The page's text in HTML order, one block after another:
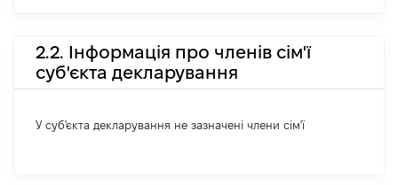
2.2. Інформація про членів сім'ї
суб'єкта декларування
У суб'єкта декларування не зазначені члени сім'ї